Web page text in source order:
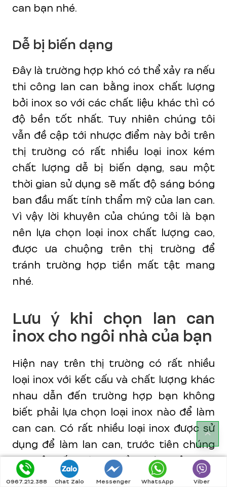
can bạn nhé.
Dễ bị biến dạng
Đây là trường hợp khó có thể xảy ra nếu
thi công lan can bằng inox chất lượng
bởi inox so với các chất liệu khác thì có
độ bền tốt nhất. Tuy nhiên chúng tôi
vẫn đề cập tới nhược điểm này bởi trên
thị trường có rất nhiều loại inox kém
chất lượng dễ bị biến dạng, sau một
thời gian sử dụng sẽ mất độ sáng bóng
ban đầu mất tính thẩm mỹ của lan can.
Vì vậy lời khuyên của chúng tôi là bạn
nên lựa chọn loại inox chất lượng cao,
được ưa chuộng trên thị trường để
tránh trường hợp tiền mất tật mang
nhé.
Lưu ý khi chọn lan can
inox cho ngôi nhà của bạn
Hiện nay trên thị trường có rất nhiều
loại inox với kết cấu và chất lượng khác
nhau dẫn đến trường hợp bạn không
biết phải lựa chọn loại inox nào để làm
can can. Có rất nhiều loại inox được sử
dụng để làm lan can, trước tiên chúng
ta phải biết thành phần chính của inox
là sắt và một số kim loại khác và chất
0967.212.388 Chat Zalo Messenger WhatsApp Viber